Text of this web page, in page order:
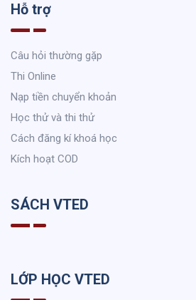
Hỗ trợ
Câu hỏi thường gặp
Thi Online
Nạp tiền chuyển khoản
Học thử và thi thử
Cách đăng kí khoá học
Kích hoạt COD
SÁCH VTED
LỚP HỌC VTED